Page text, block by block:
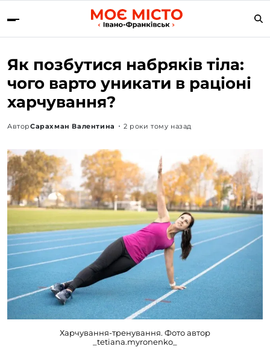
Як позбутися набряків тіла:
чого варто уникати в раціоні
харчування?
АвторСарахман Валентина 2 роки тому назад
Харчування-тренування. Фото автор
_tetiana.myronenko_